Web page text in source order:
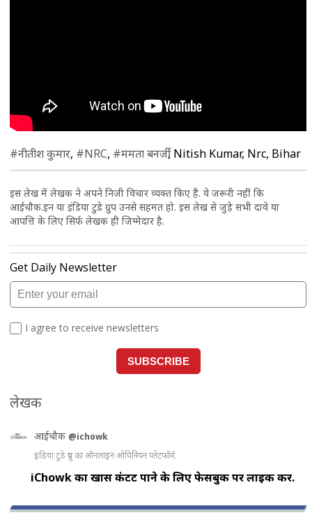
#नीतीश कुमार, #NRC, #ममता बनर्जी, Nitish Kumar, Nrc, Bihar
इस लेख में लेखक ने अपने निजी विचार व्यक्त किए हैं. ये जरूरी नहीं कि
आईचौक.इन या इंडिया टुडे ग्रुप उनसे सहमत हो. इस लेख से जुड़े सभी दावे या
आपत्ति के लिए सिर्फ लेखक ही जिम्मेदार है.
लेखक
आईचौक @ichowk
इंडिया टुडे ग्रुप का ऑनलाइन ओपिनियन प्लेटफॉर्म.
iChowk का खास कंटेंट पाने के लिए फेसबुक पर लाइक करें.